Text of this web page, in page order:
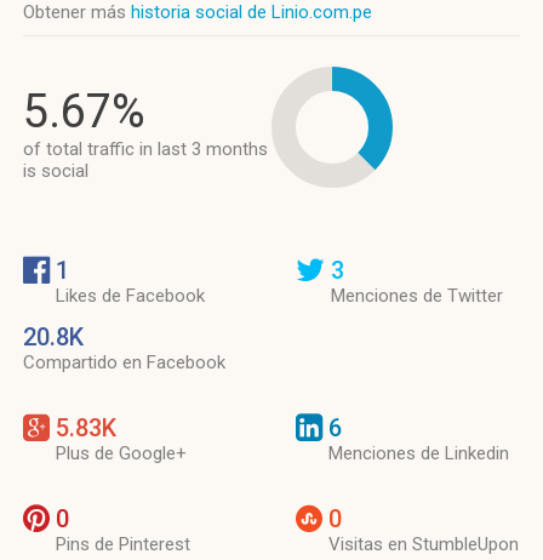
Obtener más historia social de Linio.com.pe
5.67%
of total traffic in last 3 months
is social
1
Likes de Facebook
20.8K
Compartido en Facebook
3
Menciones de Twitter
5.83K
Plus de Google+
6
Menciones de Linkedin
0
Pins de Pinterest
0
Visitas en StumbleUpon